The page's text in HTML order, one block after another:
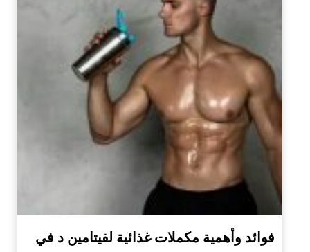
فوائد وأهمية مكملات غذائية لفيتامين د في